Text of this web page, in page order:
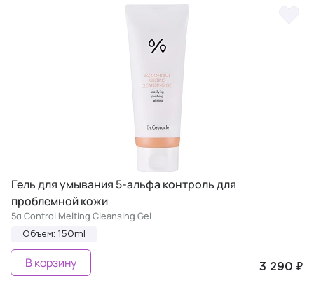
Гель для умывания 5-альфа контроль для
проблемной кожи
5α Control Melting Cleansing Gel
Объем: 150ml
3 290 ₽
В корзину